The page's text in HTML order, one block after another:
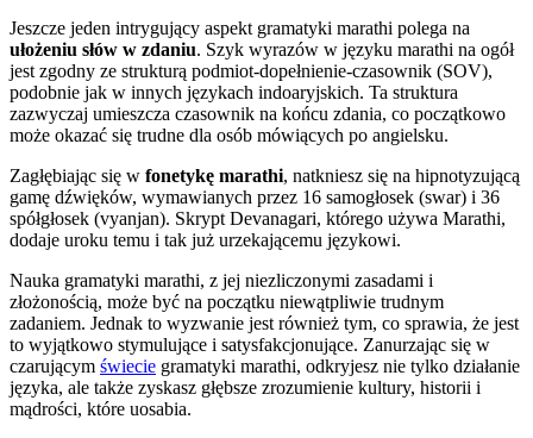
Jeszcze jeden intrygujący aspekt gramatyki marathi polega na
ułożeniu słów w zdaniu. Szyk wyrazów w języku marathi na ogół
jest zgodny ze strukturą podmiot-dopełnienie-czasownik (SOV),
podobnie jak w innych językach indoaryjskich. Ta struktura
zazwyczaj umieszcza czasownik na końcu zdania, co początkowo
może okazać się trudne dla osób mówiących po angielsku.
Zagłębiając się w fonetykę marathi, natkniesz się na hipnotyzującą
gamę dźwięków, wymawianych przez 16 samogłosek (swar) i 36
spółgłosek (vyanjan). Skrypt Devanagari, którego używa Marathi,
dodaje uroku temu i tak już urzekającemu językowi.
Nauka gramatyki marathi, z jej niezliczonymi zasadami i
złożonością, może być na początku niewątpliwie trudnym
zadaniem. Jednak to wyzwanie jest również tym, co sprawia, że jest
to wyjątkowo stymulujące i satysfakcjonujące. Zanurzając się w
czarującym świecie gramatyki marathi, odkryjesz nie tylko działanie
języka, ale także zyskasz głębsze zrozumienie kultury, historii i
mądrości, które uosabia.